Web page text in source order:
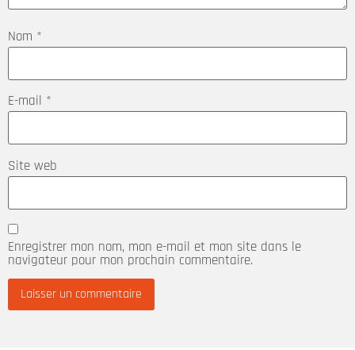
Nom *
E-mail *
Site web
Enregistrer mon nom, mon e-mail et mon site dans le
navigateur pour mon prochain commentaire.